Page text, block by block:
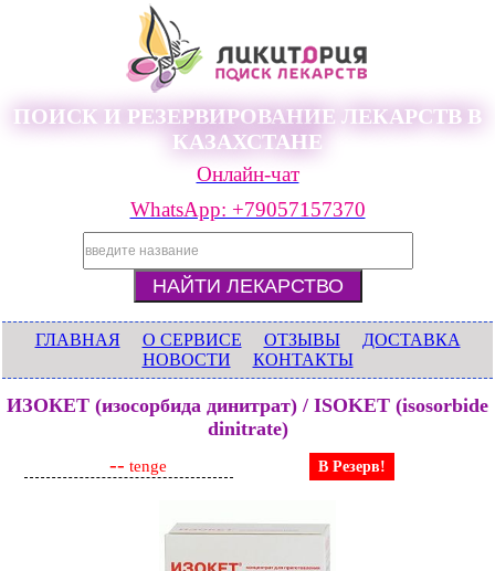
ПОИСК И РЕЗЕРВИРОВАНИЕ ЛЕКАРСТВ В
КАЗАХСТАНЕ
Онлайн-чат
WhatsApp: +79057157370
ГЛАВНАЯ О СЕРВИСЕ ОТЗЫВЫ
ДОСТАВКА
НОВОСТИ
КОНТАКТЫ
ИЗОКЕТ (изосорбида динитрат) / ISOKET (isosorbide
dinitrate)
-- tenge В Резерв!